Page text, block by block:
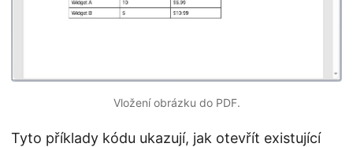
Vložení obrázku do PDF.
Tyto příklady kódu ukazují, jak otevřít existující